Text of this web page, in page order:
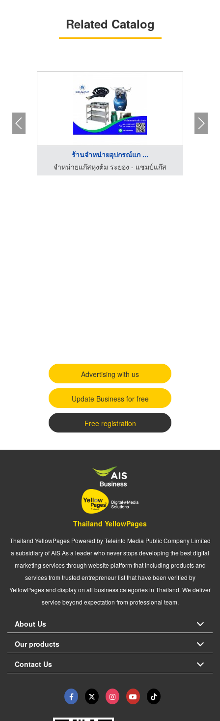
Related Catalog
ร้านจำหน่ายอุปกรณ์แก ...
จำหน่ายแก๊สหุงต้ม ระยอง - แชมป์แก๊ส
Advertising with us
Update Business for free
Free registration
Thailand YellowPages
Thailand YellowPages Powered by Teleinfo Media Public Company Limited
a subsidiary of AIS As a leader who never stops developing the best digital
marketing services through website platform that including products and
services from trusted entrepreneur list that have been verified by
YellowPages and display on all business categories in Thailand. We deliver
service beyond expectation from professional team.
About Us
Our products
Contact Us